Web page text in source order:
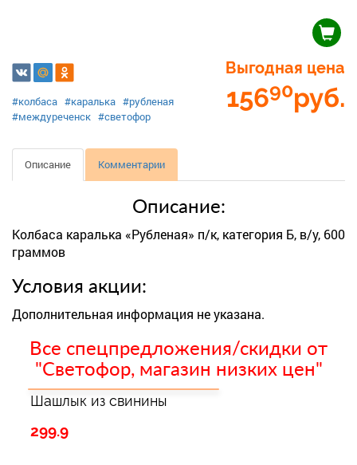
Выгодная цена
15690руб.
#колбаса #каралька #рубленая
#междуреченск #светофор
Описание Комментарии
Описание:
Колбаса каралька «Рубленая» п/к, категория Б, в/у, 600
граммов
Условия акции:
Дополнительная информация не указана.
Все спецпредложения/скидки от
"Светофор, магазин низких цен"
Шашлык из свинины
299.9